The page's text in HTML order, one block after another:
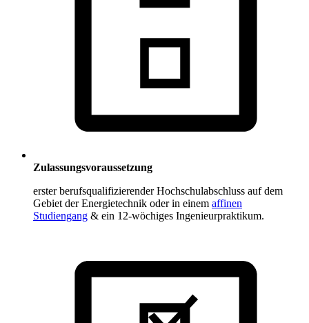
Zulassungsvoraussetzung
erster berufsqualifizierender Hochschulabschluss auf dem
Gebiet der Energietechnik oder in einem affinen
Studiengang & ein 12-wöchiges Ingenieurpraktikum.